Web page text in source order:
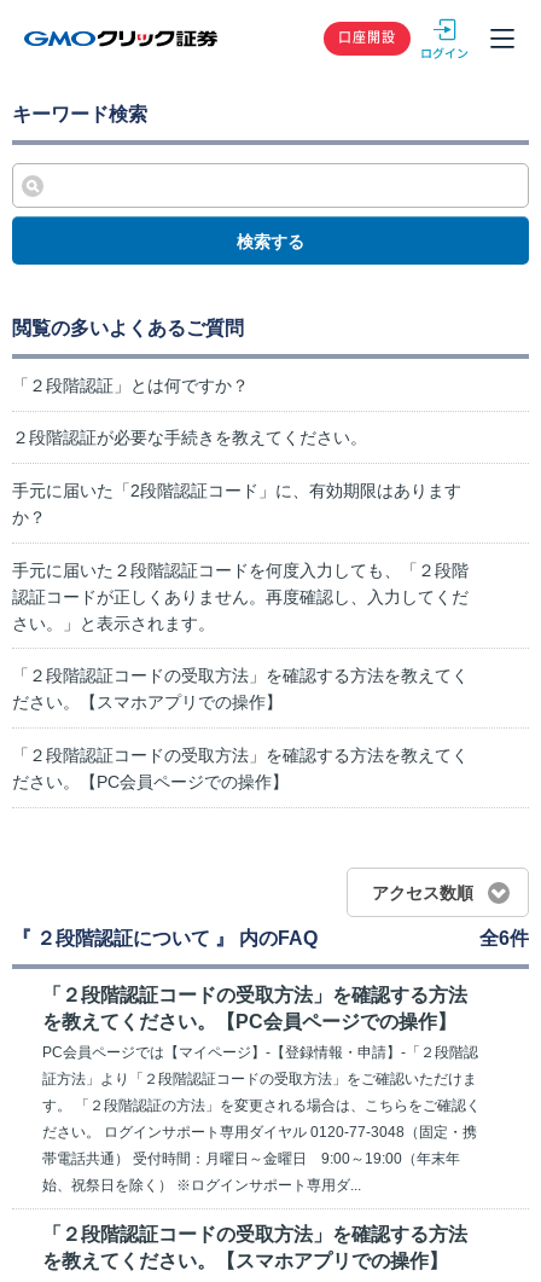
GMOクリック
口座開設
キーワード検索
検索する
閲覧の多いよくあるご質問
「２段階認証」とは何ですか？
２段階認証が必要な手続きを教えてください。
手元に届いた「2段階認証コード」に、有効期限はあります
か？
手元に届いた２段階認証コードを何度入力しても、「２段階
認証コードが正しくありません。再度確認し、入力してくだ
さい。」と表示されます。
「２段階認証コードの受取方法」を確認する方法を教えてく
ださい。【スマホアプリでの操作】
「２段階認証コードの受取方法」を確認する方法を教えてく
ださい。【PC会員ページでの操作】
アクセス数順
『 ２段階認証について 』 内のFAQ 全6件
「２段階認証コードの受取方法」を確認する方法
を教えてください。【PC会員ページでの操作】
PC会員ページでは【マイページ】-【登録情報・申請】-「２段階認
証方法」より「２段階認証コードの受取方法」をご確認いただけま
す。 「２段階認証の方法」を変更される場合は、こちらをご確認く
ださい。 ログインサポート専用ダイヤル 0120-77-3048（固定・携
帯電話共通） 受付時間：月曜日～金曜日 9:00～19:00（年末年
始、祝祭日を除く） ※ログインサポート専用ダ...
「２段階認証コードの受取方法」を確認する方法
を教えてください。【スマホアプリでの操作】